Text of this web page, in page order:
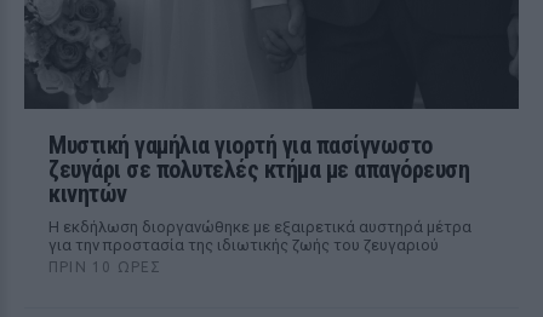
Μυστική γαμήλια γιορτή για πασίγνωστο
ζευγάρι σε πολυτελές κτήμα με απαγόρευση
κινητών
Η εκδήλωση διοργανώθηκε με εξαιρετικά αυστηρά μέτρα
για την προστασία της ιδιωτικής ζωής του ζευγαριού
ΠΡΙΝ 10 ΏΡΕΣ